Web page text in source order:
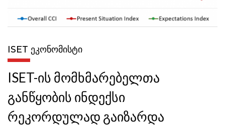
ISET ᲔᲙᲝᲜᲝᲛᲘᲡᲢᲘ
ISET-ის მომხმარებელთა
განწყობის ინდექსი
რეკორდულად გაიზარდა